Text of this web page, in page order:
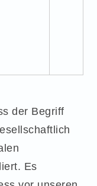
der Begriff
Es